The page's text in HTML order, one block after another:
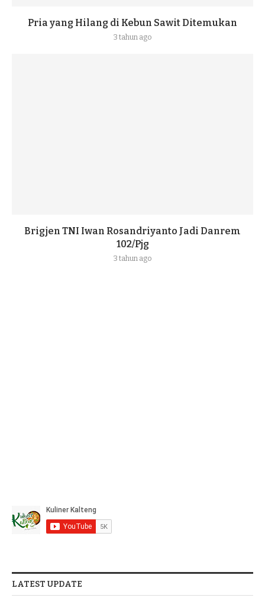
Pria yang Hilang di Kebun Sawit Ditemukan
3 tahun ago
Brigjen TNI Iwan Rosandriyanto Jadi Danrem
102/Pjg
3 tahun ago
LATEST UPDATE